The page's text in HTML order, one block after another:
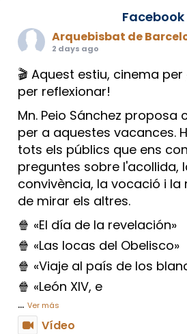
Facebook
Arquebisbat de
2 days ago
🎬 Aquest estiu, cinema
per reflexionar!
Mn. Peio Sánchez proposa
per a aquestes vacances.
tots els públics que ens
preguntes sobre l'acollida,
convivència, la vocació i
de mirar els altres.
🍿 «El día de la revelación»
🍿 «Las locas del Obelisco»
🍿 «Viaje al país de los
🍿 «León XIV, e
... Ver más
Vídeo